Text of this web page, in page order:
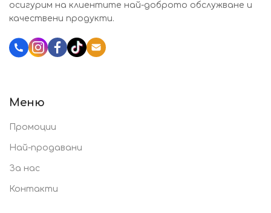
осигурим на клиентите най-доброто обслужване и
качествени продукти.
Меню
Промоции
Най-продавани
За нас
Контакти